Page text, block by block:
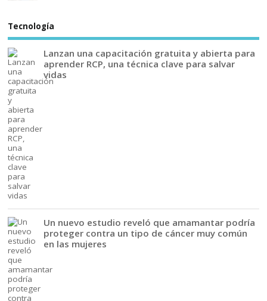
Tecnología
Lanzan una capacitación gratuita y abierta para
aprender RCP, una técnica clave para salvar
vidas
Un nuevo estudio reveló que amamantar podría
proteger contra un tipo de cáncer muy común
en las mujeres